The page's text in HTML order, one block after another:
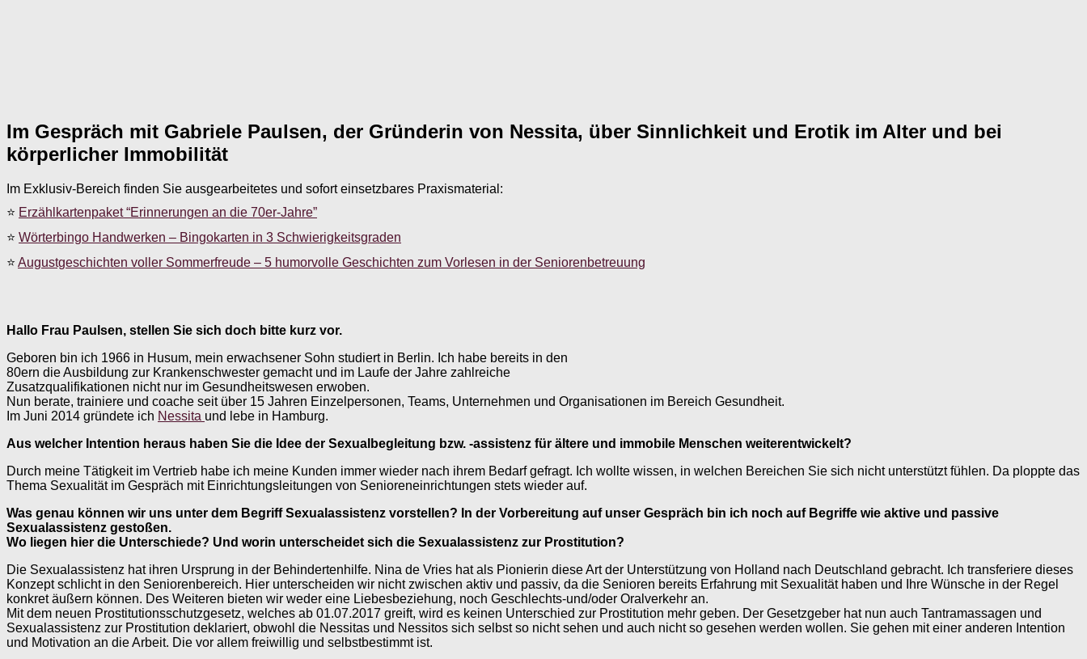
Im Gespräch mit Gabriele Paulsen, der Gründerin von Nessita, über Sinnlichkeit und Erotik im Alter und bei
körperlicher Immobilität
Im Exklusiv-Bereich finden Sie ausgearbeitetes und sofort einsetzbares Praxismaterial:
⭐ Erzählkartenpaket “Erinnerungen an die 70er-Jahre”
⭐ Wörterbingo Handwerken – Bingokarten in 3 Schwierigkeitsgraden
⭐ Augustgeschichten voller Sommerfreude – 5 humorvolle Geschichten zum Vorlesen in der Seniorenbetreuung
Hallo Frau Paulsen, stellen Sie sich doch bitte kurz vor.
Geboren bin ich 1966 in Husum, mein erwachsener Sohn studiert in Berlin. Ich habe bereits in den
80ern die Ausbildung zur Krankenschwester gemacht und im Laufe der Jahre zahlreiche
Zusatzqualifikationen nicht nur im Gesundheitswesen erwoben.
Nun berate, trainiere und coache seit über 15 Jahren Einzelpersonen, Teams, Unternehmen und Organisationen im Bereich Gesundheit.
Im Juni 2014 gründete ich Nessita und lebe in Hamburg.
Aus welcher Intention heraus haben Sie die Idee der Sexualbegleitung bzw. -assistenz für ältere und immobile Menschen weiterentwickelt?
Durch meine Tätigkeit im Vertrieb habe ich meine Kunden immer wieder nach ihrem Bedarf gefragt. Ich wollte wissen, in welchen Bereichen Sie sich nicht unterstützt fühlen. Da ploppte das
Thema Sexualität im Gespräch mit Einrichtungsleitungen von Senioreneinrichtungen stets wieder auf.
Was genau können wir uns unter dem Begriff Sexualassistenz vorstellen? In der Vorbereitung auf unser Gespräch bin ich noch auf Begriffe wie aktive und passive
Sexualassistenz gestoßen.
Wo liegen hier die Unterschiede? Und worin unterscheidet sich die Sexualassistenz zur Prostitution?
Die Sexualassistenz hat ihren Ursprung in der Behindertenhilfe. Nina de Vries hat als Pionierin diese Art der Unterstützung von Holland nach Deutschland gebracht. Ich transferiere dieses
Konzept schlicht in den Seniorenbereich. Hier unterscheiden wir nicht zwischen aktiv und passiv, da die Senioren bereits Erfahrung mit Sexualität haben und Ihre Wünsche in der Regel
konkret äußern können. Des Weiteren bieten wir weder eine Liebesbeziehung, noch Geschlechts-und/oder Oralverkehr an.
Mit dem neuen Prostitutionsschutzgesetz, welches ab 01.07.2017 greift, wird es keinen Unterschied zur Prostitution mehr geben. Der Gesetzgeber hat nun auch Tantramassagen und
Sexualassistenz zur Prostitution deklariert, obwohl die Nessitas und Nessitos sich selbst so nicht sehen und auch nicht so gesehen werden wollen. Sie gehen mit einer anderen Intention
und Motivation an die Arbeit. Die vor allem freiwillig und selbstbestimmt ist.